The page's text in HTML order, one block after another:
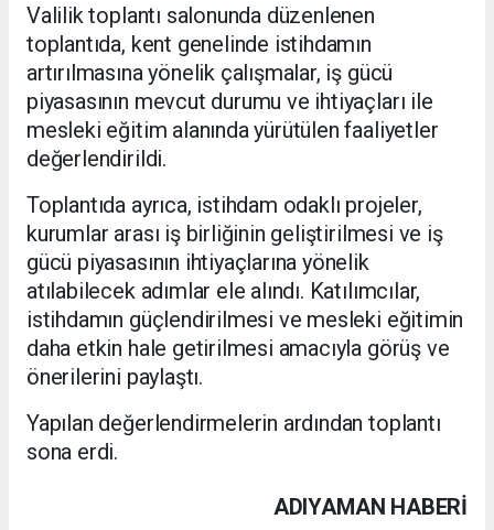
Valilik toplantı salonunda düzenlenen
toplantıda, kent genelinde istihdamın
artırılmasına yönelik çalışmalar, iş gücü
piyasasının mevcut durumu ve ihtiyaçları ile
mesleki eğitim alanında yürütülen faaliyetler
değerlendirildi.
Toplantıda ayrıca, istihdam odaklı projeler,
kurumlar arası iş birliğinin geliştirilmesi ve iş
gücü piyasasının ihtiyaçlarına yönelik
atılabilecek adımlar ele alındı. Katılımcılar,
istihdamın güçlendirilmesi ve mesleki eğitimin
daha etkin hale getirilmesi amacıyla görüş ve
önerilerini paylaştı.
Yapılan değerlendirmelerin ardından toplantı
sona erdi.
ADIYAMAN HABERİ